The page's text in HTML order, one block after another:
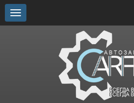
Toggle
navigation